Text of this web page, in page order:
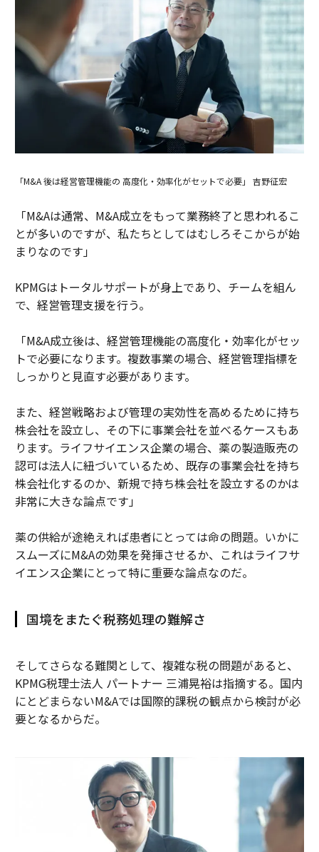
「M&A 後は経営管理機能の 高度化・効率化がセットで必要」 吉野征宏
「M&Aは通常、M&A成立をもって業務終了と思われるこ
とが多いのですが、私たちとしてはむしろそこからが始
まりなのです」
KPMGはトータルサポートが身上であり、チームを組ん
で、経営管理支援を行う。
「M&A成立後は、経営管理機能の高度化・効率化がセッ
トで必要になります。複数事業の場合、経営管理指標を
しっかりと見直す必要があります。
また、経営戦略および管理の実効性を高めるために持ち
株会社を設立し、その下に事業会社を並べるケースもあ
ります。ライフサイエンス企業の場合、薬の製造販売の
認可は法人に紐づいているため、既存の事業会社を持ち
株会社化するのか、新規で持ち株会社を設立するのかは
非常に大きな論点です」
薬の供給が途絶えれば患者にとっては命の問題。いかに
スムーズにM&Aの効果を発揮させるか、これはライフサ
イエンス企業にとって特に重要な論点なのだ。
国境をまたぐ税務処理の難解さ
そしてさらなる難関として、複雑な税の問題があると、
KPMG税理士法人 パートナー 三浦晃裕は指摘する。国内
にとどまらないM&Aでは国際的課税の観点から検討が必
要となるからだ。